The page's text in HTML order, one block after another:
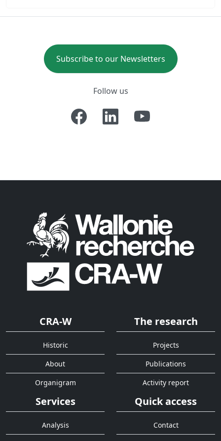
Subscribe to our Newsletters
Follow us
CRA-W
Historic
About
Organigram
The research
Projects
Publications
Activity report
Services
Analysis
Quick access
Contact